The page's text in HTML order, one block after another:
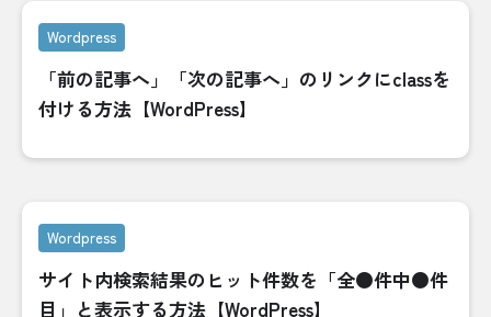
Wordpress
「前の記事へ」「次の記事へ」のリンクにclassを
付ける方法【WordPress】
Wordpress
サイト内検索結果のヒット件数を「全●件中●件
目」と表示する方法【WordPress】